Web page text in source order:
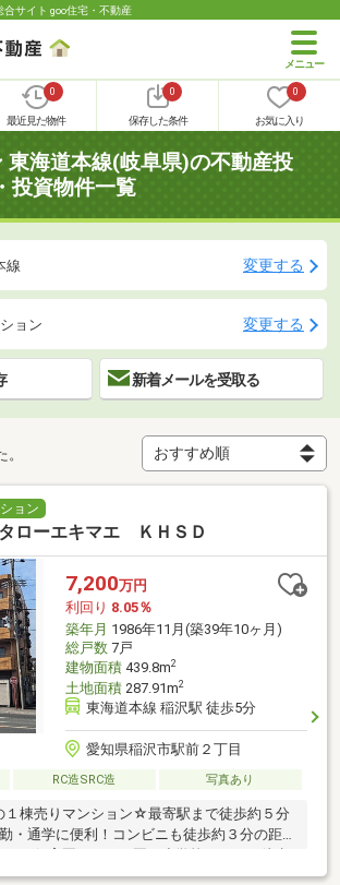
合サイト goo住宅・不動産
0
最近見た物件
0
保存した条件
0
お気に入り
東海道本線(岐阜県)の不動産投
投資物件一覧
線 変更する
ョン 変更する
新着メールを受取る
ョン
ローエキマエ ＫＨＳＤ
7,200万円
利回り 8.05％
築年月 1986年11月(築39年10ヶ月)
総戸数7戸
建物面積439.8m2
土地面積287.91m2
東海道本線 稲沢駅 徒歩5分
愛知県稲沢市駅前２丁目
RC造SRC造 写真あり
１棟売りマンション☆最寄駅まで徒歩約５分
・通学に便利！コンビニも徒歩約３分の距離